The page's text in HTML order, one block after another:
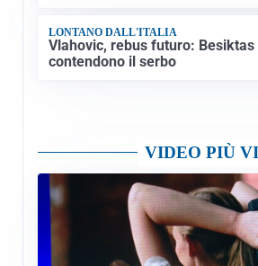
LONTANO DALL'ITALIA
Vlahovic, rebus futuro:
contendono il serbo
VIDEO PIÙ